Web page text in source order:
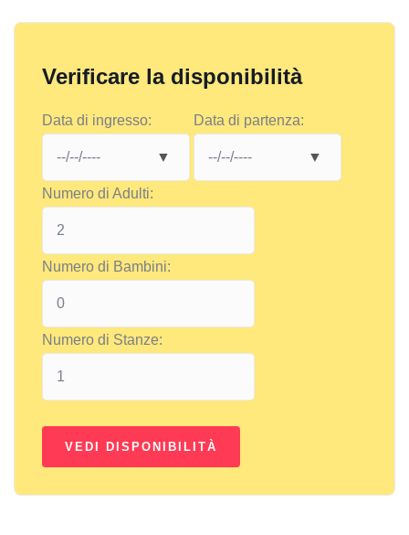
Verificare la disponibilità
Data di ingresso: Data di partenza:
Numero di Adulti:
Numero di Bambini:
Numero di Stanze: